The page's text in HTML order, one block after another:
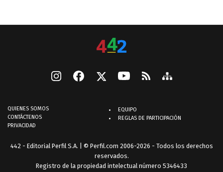
QUIENES SOMOS
CONTÁCTENOS
PRIVACIDAD
EQUIPO
REGLAS DE PARTICIPACIÓN
442 - Editorial Perfil S.A. | © Perfil.com 2006-2026 - Todos los derechos
reservados.
Registro de la propiedad intelectual número 5346433